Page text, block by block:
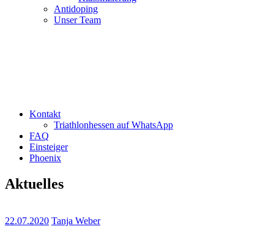
Antidoping
Unser Team
Kontakt
Triathlonhessen auf WhatsApp
FAQ
Einsteiger
Phoenix
Aktuelles
22.07.2020 Tanja Weber